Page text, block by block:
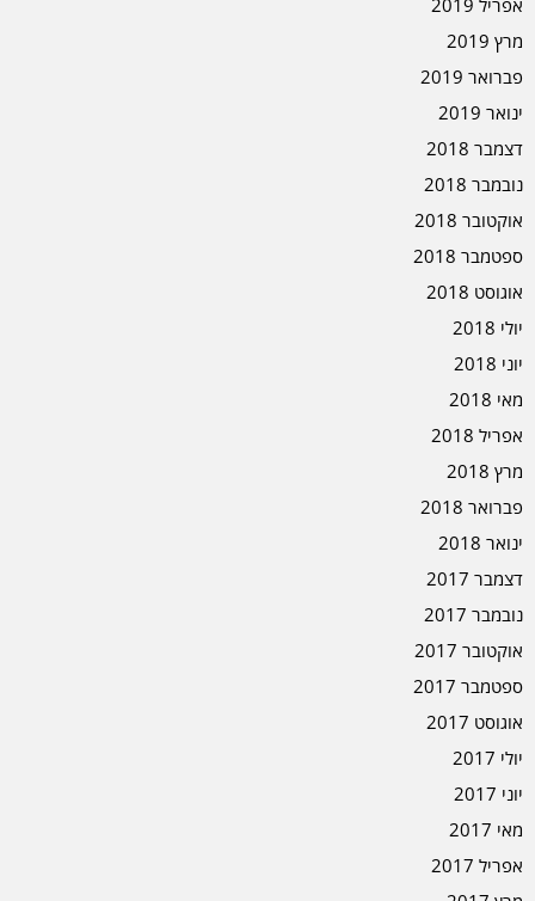
מרץ 2019
פברואר 2019
ינואר 2019
דצמבר 2018
נובמבר 2018
אוקטובר 2018
ספטמבר 2018
אוגוסט 2018
יולי 2018
יוני 2018
מאי 2018
אפריל 2018
מרץ 2018
פברואר 2018
ינואר 2018
דצמבר 2017
נובמבר 2017
אוקטובר 2017
ספטמבר 2017
אוגוסט 2017
יולי 2017
יוני 2017
מאי 2017
אפריל 2017